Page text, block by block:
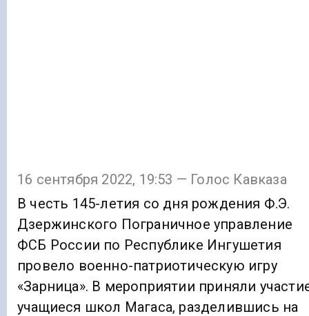
16 сентября 2022, 19:53 — Голос Кавказа
В честь 145-летия со дня рождения Ф.Э.
Дзержинского Пограничное управление
ФСБ России по Республике Ингушетия
провело военно-патриотическую игру
«Зарница». В мероприятии приняли
учащиеся школ Магаса, разделившись на